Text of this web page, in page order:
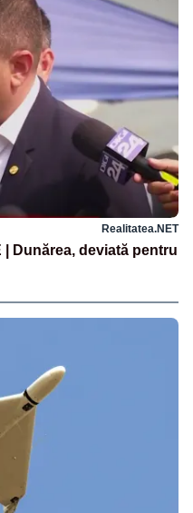
Realitatea.NET
| Dunărea, deviată pentru